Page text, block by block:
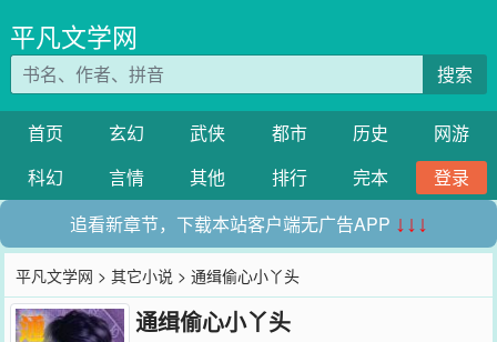
平凡文学网
搜索
首页 玄幻 武侠 都市 历史
网游
科幻
言情 其他 排行 完本
登录
追看新章节，下载本站客户端无广告APP ↓↓↓
平凡文学网 >其它小说 > 通缉偷心小丫头
通缉偷心小丫头